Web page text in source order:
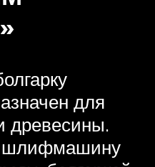
для
древесины.
шлифмашину